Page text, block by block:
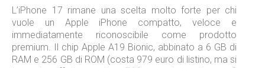
L’iPhone 17 rimane una scelta molto forte per chi
vuole un Apple iPhone compatto, veloce e
immediatamente riconoscibile come prodotto
premium. Il chip Apple A19 Bionic, abbinato a 6 GB di
RAM e 256 GB di ROM (costa 979 euro di listino, ma si